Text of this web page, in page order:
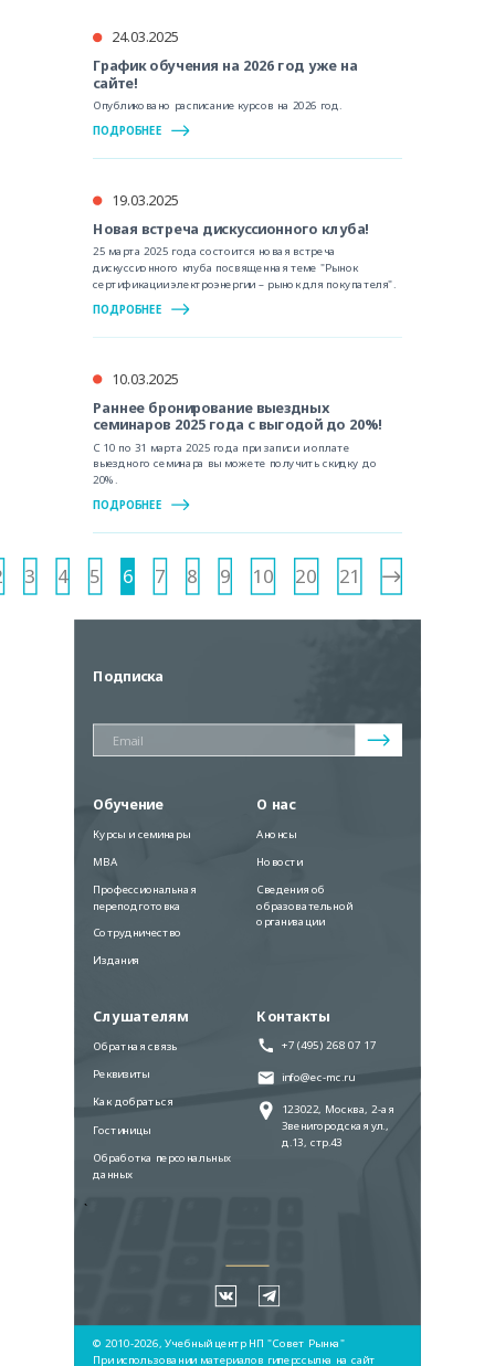
24.03.2025
График обучения на 2026 год уже на
сайте!
Опубликовано расписание курсов на 2026 год.
ПОДРОБНЕЕ
19.03.2025
Новая встреча дискуссионного клуба!
25 марта 2025 года состоится новая встреча
дискуссионного клуба посвященная теме "Рынок
сертификации электроэнергии – рынок для покупателя".
ПОДРОБНЕЕ
10.03.2025
Раннее бронирование выездных
семинаров 2025 года с выгодой до 20%!
С 10 по 31 марта 2025 года при записи и оплате
выездного семинара вы можете получить скидку до
20%.
ПОДРОБНЕЕ
3 4 5 6 7 8 9 10 20 21
Подписка
Обучение
Курсы и семинары
MBA
Профессиональная
переподготовка
Сотрудничество
Издания
О нас
Анонсы
Новости
Сведения об
образовательной
организации
Слушателям
Обратная связь
Реквизиты
Как добраться
Гостиницы
Обработка персональных
данных
Контакты
+7 (495) 268 07 17
info@ec-mc.ru
123022, Москва, 2-ая
Звенигородская ул.,
д.13, стр.43
`
© 2010-2026, Учебный центр НП "Совет Рынка"
При использовании материалов гиперссылка на сайт